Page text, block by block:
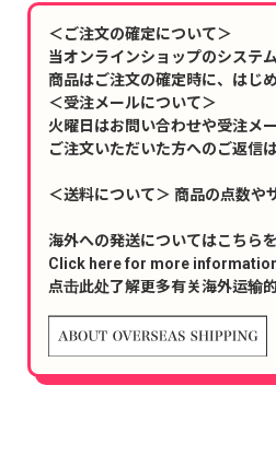
＜ご注文の確定について＞
当オンラインショップのシステ
商品はご注文の確定時に、はじ
＜受注メールについて＞
火曜日はお問い合わせや受注メ
ご注文いただいた方へのご返信
＜送料について＞ 商品の点数や
海外への発送についてはこちら
Click here for more information
点击此处了解更多有关海外运输